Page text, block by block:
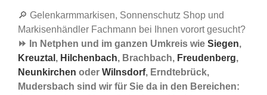
🔎 Gelenkarmmarkisen, Sonnenschutz Shop und
Markisenhändler Fachmann bei Ihnen vorort gesucht?
⏩ In Netphen und im ganzen Umkreis wie Siegen,
Kreuztal , Hilchenbach, Brachbach, Freudenberg,
Neunkirchen oder Wilnsdorf, Erndtebrück,
Mudersbach sind wir für Sie da in den Bereichen: